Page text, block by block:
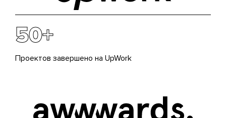
50+
Проектов завершено на UpWork